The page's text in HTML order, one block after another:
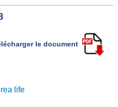
le document
life